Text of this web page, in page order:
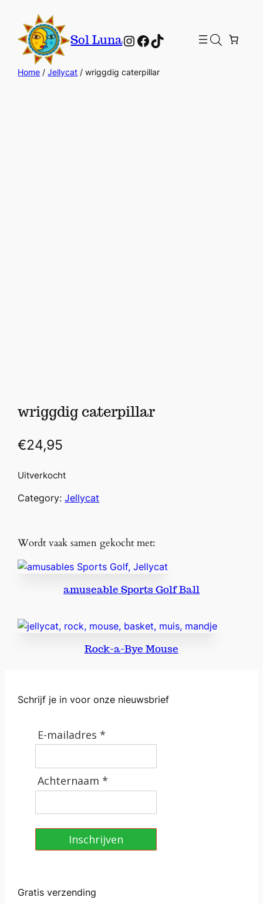
Sol LunaInstagram
Facebook
TikTok
Home /Jellycat / wriggdig caterpillar
wriggdig caterpillar
€24,95
Uitverkocht
Category:Jellycat
Wordt vaak samen gekocht met:
amuseable Sports Golf Ball
Rock-a-Bye Mouse
Schrijf je in voor onze nieuwsbrief
E-mailadres *
Achternaam *
Inschrijven
Gratis verzending